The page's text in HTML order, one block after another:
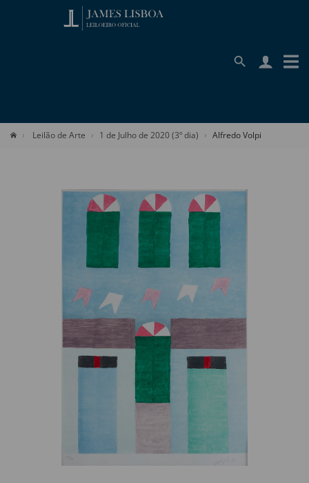
Leilão de Arte 1 de Julho de 2020 (3º dia) Alfredo Volpi